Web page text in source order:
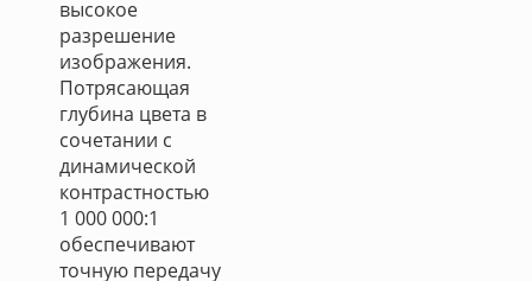
высокое
разрешение
изображения.
Потрясающая
глубина цвета в
сочетании с
динамической
контрастностью
1 000 000:1
обеспечивают
точную передачу